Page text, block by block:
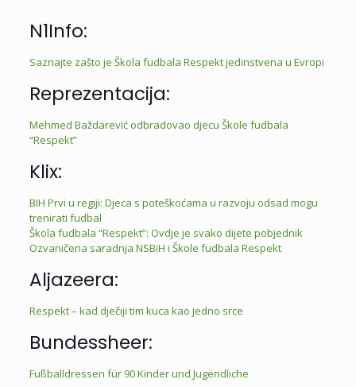
N1Info:
Saznajte zašto je Škola fudbala Respekt jedinstvena u Evropi
Reprezentacija:
Mehmed Baždarević odbradovao djecu Škole fudbala
“Respekt”
Klix:
BIH Prvi u regiji: Djeca s poteškoćama u razvoju odsad mogu
trenirati fudbal
Škola fudbala “Respekt”: Ovdje je svako dijete pobjednik
Ozvaničena saradnja NSBiH i Škole fudbala Respekt
Aljazeera:
Respekt – kad dječiji tim kuca kao jedno srce
Bundessheer:
Fußballdressen für 90 Kinder und Jugendliche